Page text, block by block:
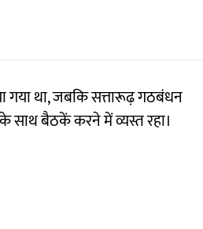
गया था, जबकि सत्तारूढ़ गठबंधन
साथ बैठकें करने में व्यस्त रहा।